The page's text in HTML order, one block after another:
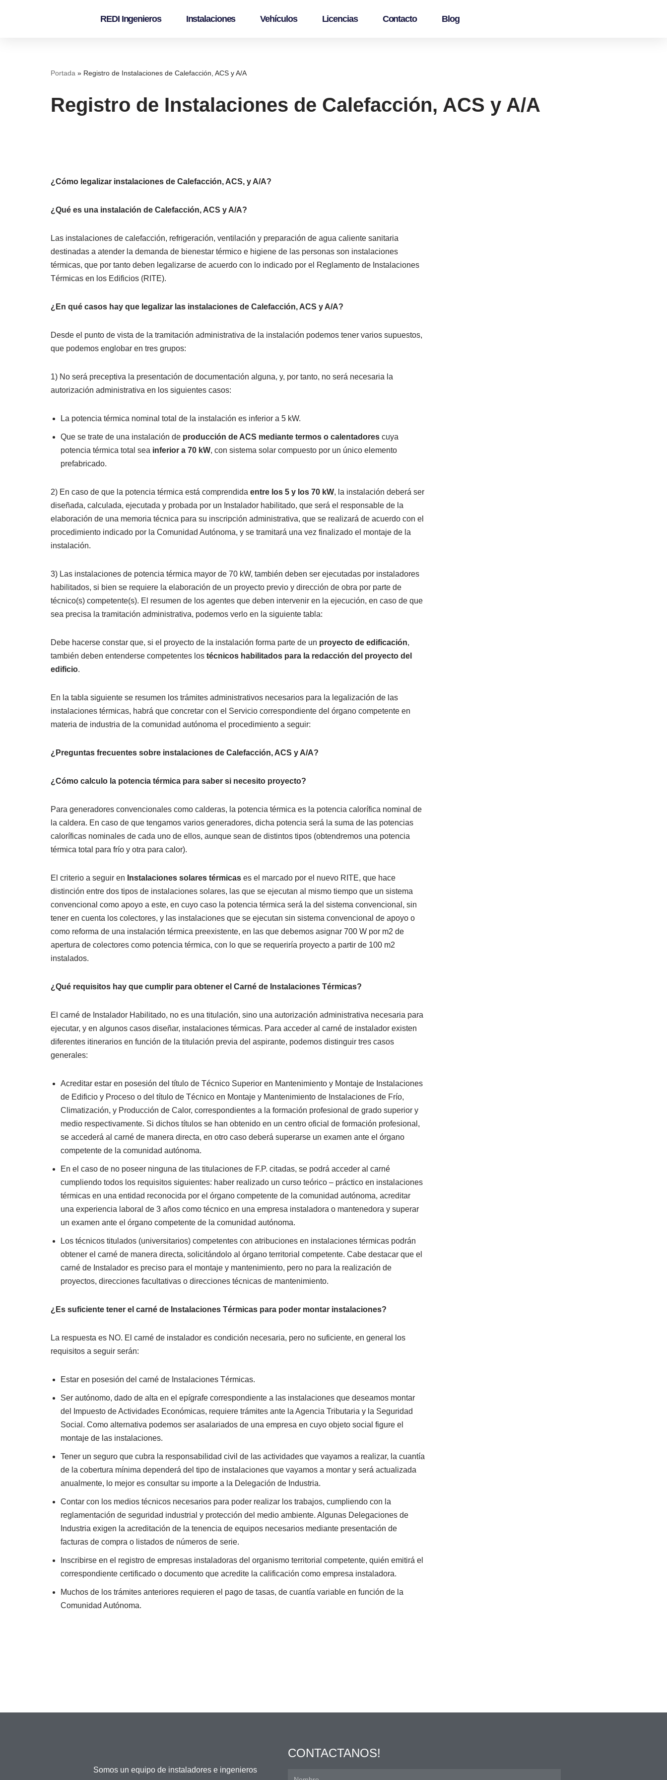
REDI Ingenieros Instalaciones Vehículos Licencias Contacto Blog
Portada » Registro de Instalaciones de Calefacción, ACS y A/A
Registro de Instalaciones de Calefacción, ACS y A/A
¿Cómo legalizar instalaciones de Calefacción, ACS, y A/A?
¿Qué es una instalación de Calefacción, ACS y A/A?
Las instalaciones de calefacción, refrigeración, ventilación y preparación de agua caliente sanitaria
destinadas a atender la demanda de bienestar térmico e higiene de las personas son instalaciones
térmicas, que por tanto deben legalizarse de acuerdo con lo indicado por el Reglamento de Instalaciones
Térmicas en los Edificios (RITE).
¿En qué casos hay que legalizar las instalaciones de Calefacción, ACS y A/A?
Desde el punto de vista de la tramitación administrativa de la instalación podemos tener varios supuestos,
que podemos englobar en tres grupos:
1) No será preceptiva la presentación de documentación alguna, y, por tanto, no será necesaria la
autorización administrativa en los siguientes casos:
La potencia térmica nominal total de la instalación es inferior a 5 kW.
Que se trate de una instalación de producción de ACS mediante termos o calentadores cuya
potencia térmica total sea inferior a 70 kW, con sistema solar compuesto por un único elemento
prefabricado.
2) En caso de que la potencia térmica está comprendida entre los 5 y los 70 kW, la instalación deberá ser
diseñada, calculada, ejecutada y probada por un Instalador habilitado, que será el responsable de la
elaboración de una memoria técnica para su inscripción administrativa, que se realizará de acuerdo con el
procedimiento indicado por la Comunidad Autónoma, y se tramitará una vez finalizado el montaje de la
instalación.
3) Las instalaciones de potencia térmica mayor de 70 kW, también deben ser ejecutadas por instaladores
habilitados, si bien se requiere la elaboración de un proyecto previo y dirección de obra por parte de
técnico(s) competente(s). El resumen de los agentes que deben intervenir en la ejecución, en caso de que
sea precisa la tramitación administrativa, podemos verlo en la siguiente tabla:
Debe hacerse constar que, si el proyecto de la instalación forma parte de un proyecto de edificación,
también deben entenderse competentes los técnicos habilitados para la redacción del proyecto del
edificio.
En la tabla siguiente se resumen los trámites administrativos necesarios para la legalización de las
instalaciones térmicas, habrá que concretar con el Servicio correspondiente del órgano competente en
materia de industria de la comunidad autónoma el procedimiento a seguir:
¿Preguntas frecuentes sobre instalaciones de Calefacción, ACS y A/A?
¿Cómo calculo la potencia térmica para saber si necesito proyecto?
Para generadores convencionales como calderas, la potencia térmica es la potencia calorífica nominal de
la caldera. En caso de que tengamos varios generadores, dicha potencia será la suma de las potencias
caloríficas nominales de cada uno de ellos, aunque sean de distintos tipos (obtendremos una potencia
térmica total para frío y otra para calor).
El criterio a seguir en Instalaciones solares térmicas es el marcado por el nuevo RITE, que hace
distinción entre dos tipos de instalaciones solares, las que se ejecutan al mismo tiempo que un sistema
convencional como apoyo a este, en cuyo caso la potencia térmica será la del sistema convencional, sin
tener en cuenta los colectores, y las instalaciones que se ejecutan sin sistema convencional de apoyo o
como reforma de una instalación térmica preexistente, en las que debemos asignar 700 W por m2 de
apertura de colectores como potencia térmica, con lo que se requeriría proyecto a partir de 100 m2
instalados.
¿Qué requisitos hay que cumplir para obtener el Carné de Instalaciones Térmicas?
El carné de Instalador Habilitado, no es una titulación, sino una autorización administrativa necesaria para
ejecutar, y en algunos casos diseñar, instalaciones térmicas. Para acceder al carné de instalador existen
diferentes itinerarios en función de la titulación previa del aspirante, podemos distinguir tres casos
generales:
Acreditar estar en posesión del título de Técnico Superior en Mantenimiento y Montaje de Instalaciones
de Edificio y Proceso o del título de Técnico en Montaje y Mantenimiento de Instalaciones de Frío,
Climatización, y Producción de Calor, correspondientes a la formación profesional de grado superior y
medio respectivamente. Si dichos títulos se han obtenido en un centro oficial de formación profesional,
se accederá al carné de manera directa, en otro caso deberá superarse un examen ante el órgano
competente de la comunidad autónoma.
En el caso de no poseer ninguna de las titulaciones de F.P. citadas, se podrá acceder al carné
cumpliendo todos los requisitos siguientes: haber realizado un curso teórico – práctico en instalaciones
térmicas en una entidad reconocida por el órgano competente de la comunidad autónoma, acreditar
una experiencia laboral de 3 años como técnico en una empresa instaladora o mantenedora y superar
un examen ante el órgano competente de la comunidad autónoma.
Los técnicos titulados (universitarios) competentes con atribuciones en instalaciones térmicas podrán
obtener el carné de manera directa, solicitándolo al órgano territorial competente. Cabe destacar que el
carné de Instalador es preciso para el montaje y mantenimiento, pero no para la realización de
proyectos, direcciones facultativas o direcciones técnicas de mantenimiento.
¿Es suficiente tener el carné de Instalaciones Térmicas para poder montar instalaciones?
La respuesta es NO. El carné de instalador es condición necesaria, pero no suficiente, en general los
requisitos a seguir serán:
Estar en posesión del carné de Instalaciones Térmicas.
Ser autónomo, dado de alta en el epígrafe correspondiente a las instalaciones que deseamos montar
del Impuesto de Actividades Económicas, requiere trámites ante la Agencia Tributaria y la Seguridad
Social. Como alternativa podemos ser asalariados de una empresa en cuyo objeto social figure el
montaje de las instalaciones.
Tener un seguro que cubra la responsabilidad civil de las actividades que vayamos a realizar, la cuantía
de la cobertura mínima dependerá del tipo de instalaciones que vayamos a montar y será actualizada
anualmente, lo mejor es consultar su importe a la Delegación de Industria.
Contar con los medios técnicos necesarios para poder realizar los trabajos, cumpliendo con la
reglamentación de seguridad industrial y protección del medio ambiente. Algunas Delegaciones de
Industria exigen la acreditación de la tenencia de equipos necesarios mediante presentación de
facturas de compra o listados de números de serie.
Inscribirse en el registro de empresas instaladoras del organismo territorial competente, quién emitirá el
correspondiente certificado o documento que acredite la calificación como empresa instaladora.
Muchos de los trámites anteriores requieren el pago de tasas, de cuantía variable en función de la
Comunidad Autónoma.
Somos un equipo de instaladores e ingenieros
CONTACTANOS!